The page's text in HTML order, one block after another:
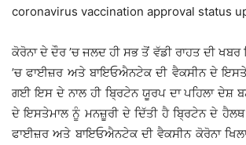
coronavirus vaccination approval status
ਕੋਰੋਨਾ ਦੇ ਦੌਰ ’ਚ ਜਲਦ ਹੀ ਸਭ ਤੋਂ ਵੱਡੀ ਰਾਹਤ ਦੀ ਖਬਰ
’ਚ ਫਾਈਜ਼ਰ ਅਤੇ ਬਾਇਓਐਨਟੇਕ ਦੀ ਵੈਕਸੀਨ ਦੇ
ਗਈ ਇਸ ਦੇ ਨਾਲ ਹੀ ਬ੍ਰਿਟੇਨ ਯੂਰਪ ਦਾ ਪਹਿਲਾ ਦੇਸ਼
ਦੇ ਇਸਤੇਮਾਲ ਨੂੰ ਮਨਜ਼ੂਰੀ ਦੇ ਦਿੱਤੀ ਹੈ ਬ੍ਰਿਟੇਨ ਦੇ
ਫਾਈਜ਼ਰ ਅਤੇ ਬਾਇਓਐਨਟੇਕ ਦੀ ਵੈਕਸੀਨ ਕੋਰੋਨਾ